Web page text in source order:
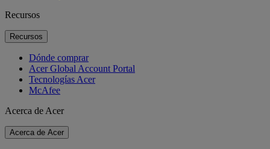
Recursos
Recursos
Dónde comprar
Acer Global Account Portal
Tecnologías Acer
McAfee
Acerca de Acer
Acerca de Acer